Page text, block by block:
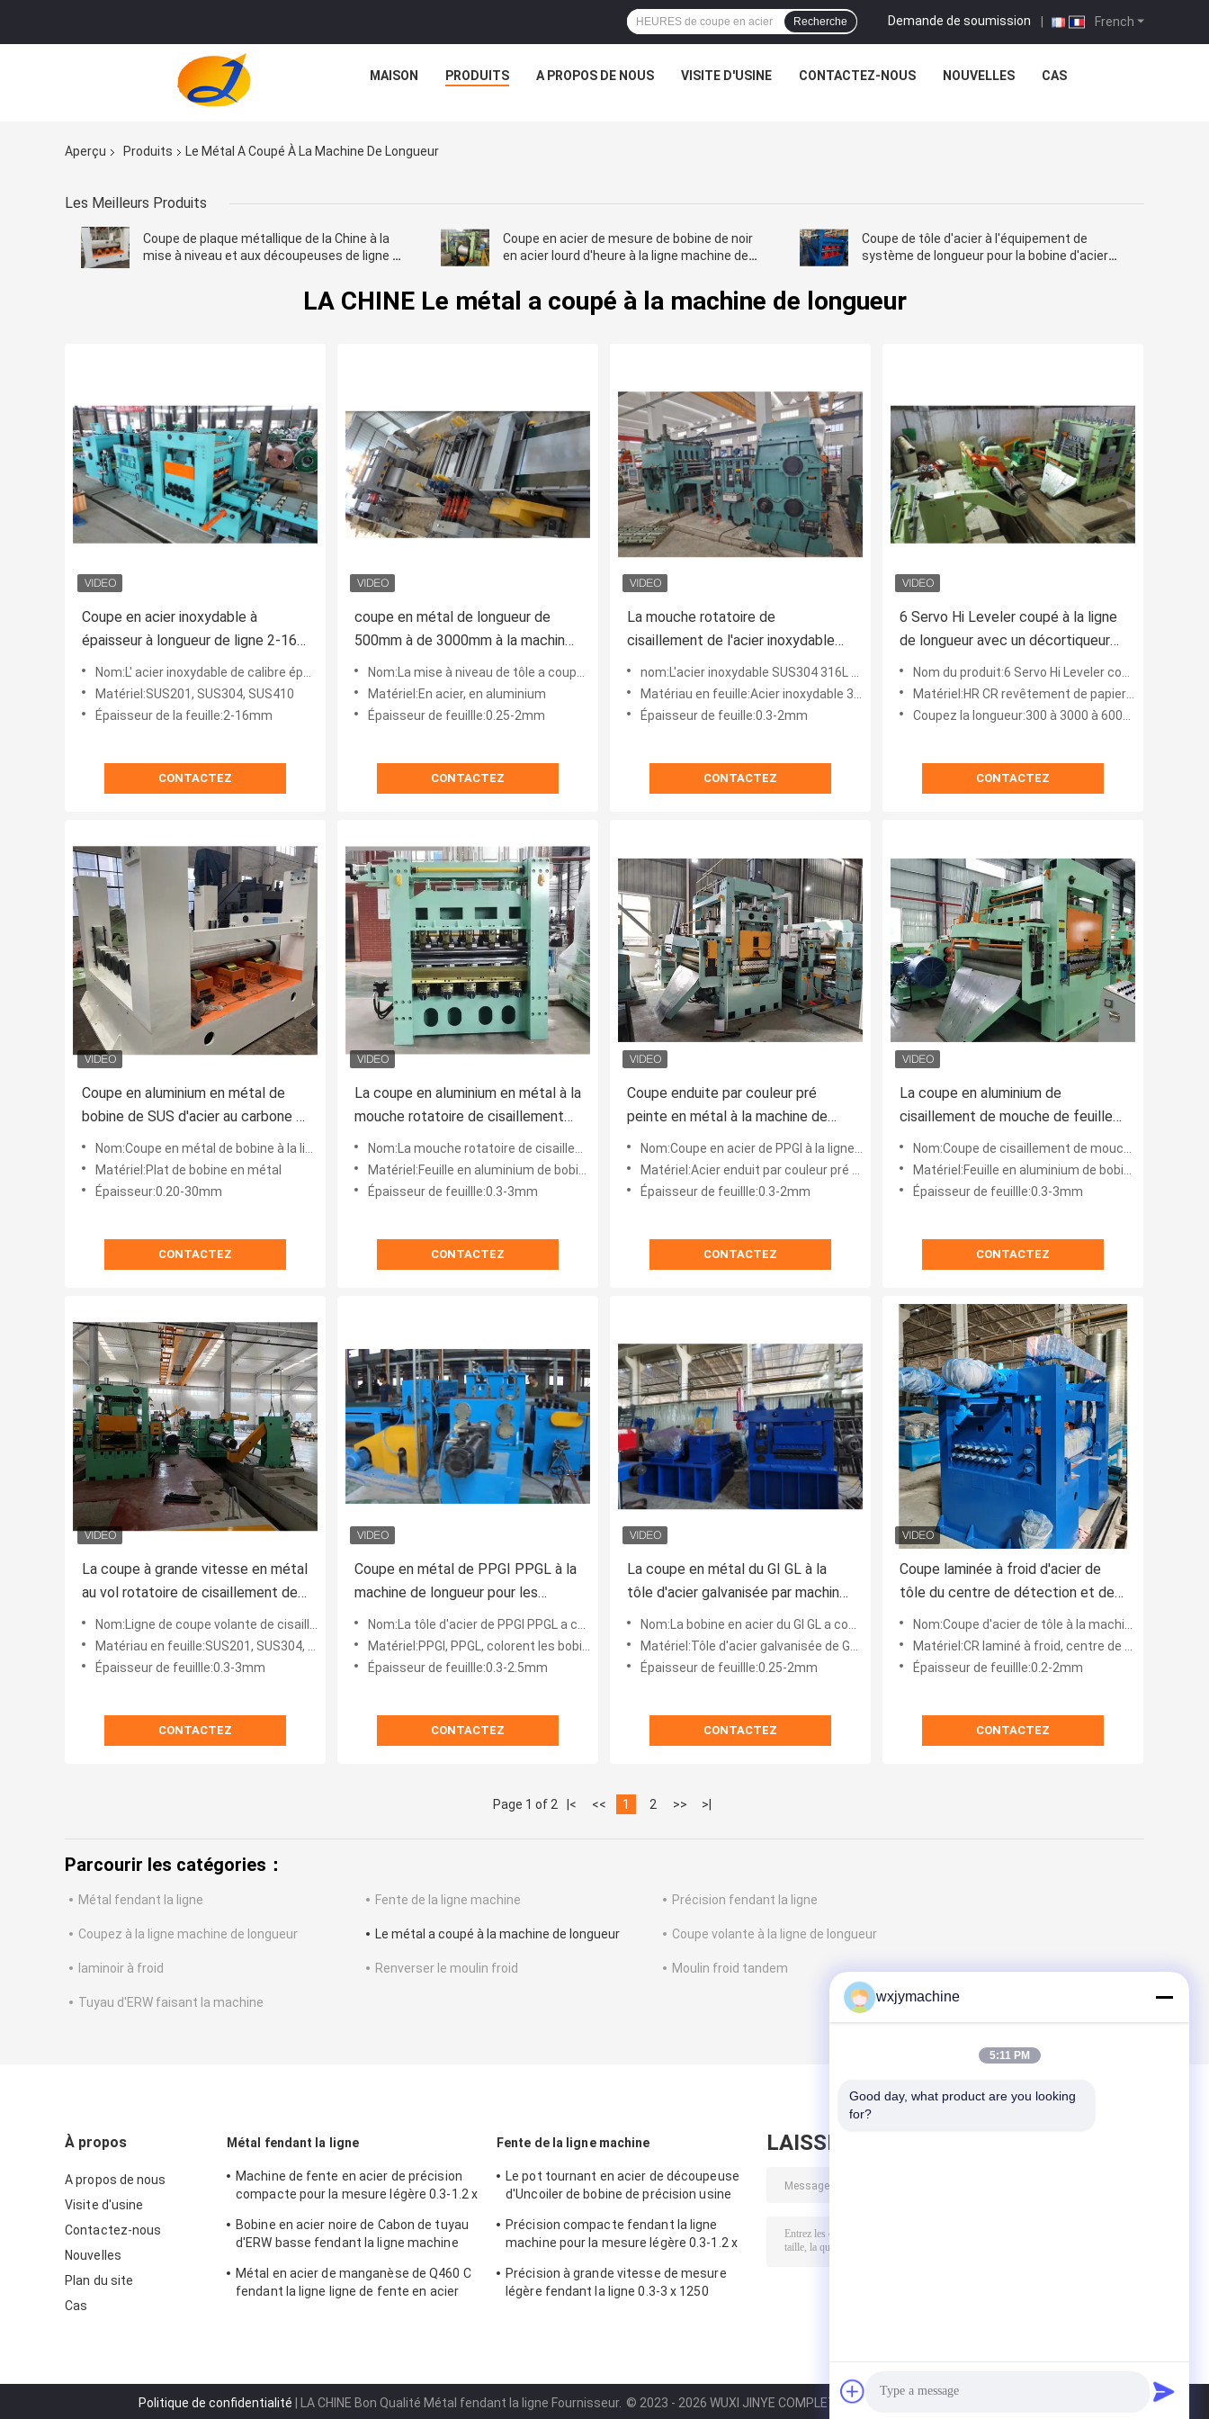
French
Demande de soumission |
Recherche
MAISON PRODUITS A PROPOS DE NOUS VISITE D'USINE CONTACTEZ-NOUS NOUVELLES CAS
Aperçu Produits Le Métal A Coupé À La Machine De Longueur
Les Meilleurs Produits
Coupe de plaque métallique de la Chine à la
mise à niveau et aux découpeuses de ligne de
Coupe en acier de mesure de bobine de noir
en acier lourd d'heure à la ligne machine de
Coupe de tôle d'acier à l'équipement de
système de longueur pour la bobine d'acier
LA CHINE Le métal a coupé à la machine de longueur
Coupe en acier inoxydable à
épaisseur à longueur de ligne 2-16
X 2000 Double niveleurs avec
bordure de garniture
Nom:L' acier inoxydable de calibre épais coupé en longueur
Matériel:SUS201, SUS304, SUS410
Épaisseur de la feuille:2-16mm
CONTACTEZ
coupe en métal de longueur de
500mm à de 3000mm à la machine
120KW de longueur
Nom:La mise à niveau de tôle a coupé à la ligne de longueur
Matériel:En acier, en aluminium
Épaisseur de feuillle:0.25-2mm
CONTACTEZ
La mouche rotatoire de
cisaillement de l'acier inoxydable
SUS304 316L a coupé à la ligne de
longueur 0,3 - 2 x 1000
nom:L'acier inoxydable SUS304 316L pilotent la coupe à la ligne de longueur
Matériau en feuille:Acier inoxydable 304, 316
Épaisseur de feuille:0.3-2mm
CONTACTEZ
6 Servo Hi Leveler coupé à la ligne
de longueur avec un décortiqueur
de bords et des double-
empilatrices
Nom du produit:6 Servo Hi Leveler coupé à la ligne de longueur avec un décortiqueur de bords et des double-empilatr
Matériel:HR CR revêtement de papier bobines en tôle d'acier inoxydable
Coupez la longueur:300 à 3000 à 6000 mm
CONTACTEZ
Coupe en aluminium en métal de
bobine de SUS d'acier au carbone à
la ligne 0.2-30 x 2500 de longueur
Nom:Coupe en métal de bobine à la ligne machines de longueur
Matériel:Plat de bobine en métal
Épaisseur:0.20-30mm
CONTACTEZ
La coupe en aluminium en métal à la
mouche rotatoire de cisaillement
de machine de longueur a coupé à
la ligne la machine 3 x 1800 de
longueur
Nom:La mouche rotatoire de cisaillement de feuille en aluminium a coupé à la ligne de longueur
Matériel:Feuille en aluminium de bobine
Épaisseur de feuillle:0.3-3mm
CONTACTEZ
Coupe enduite par couleur pré
peinte en métal à la machine de
longueur pour la feuille d'appareil
ménager
Nom:Coupe en acier de PPGI à la ligne de longueur
Matériel:Acier enduit par couleur pré peint
Épaisseur de feuillle:0.3-2mm
CONTACTEZ
La coupe en aluminium de
cisaillement de mouche de feuille
de bobine à la longueur raye la
largeur de 300-1600mm
Nom:Coupe de cisaillement de mouche à la longueur
Matériel:Feuille en aluminium de bobine
Épaisseur de feuillle:0.3-3mm
CONTACTEZ
La coupe à grande vitesse en métal
au vol rotatoire de cisaillement de
machine de longueur a coupé à la
ligne 0.3-3 x 1600 de longueur
Nom:Ligne de coupe volante de cisaillement rotatif en acier inoxydable
Matériau en feuille:SUS201, SUS304, etc.
Épaisseur de feuillle:0.3-3mm
CONTACTEZ
Coupe en métal de PPGI PPGL à la
machine de longueur pour les
bobines enduites de couleur
Nom:La tôle d'acier de PPGI PPGL a coupé à la longueur
Matériel:PPGI, PPGL, colorent les bobines enduites
Épaisseur de feuillle:0.3-2.5mm
CONTACTEZ
La coupe en métal du GI GL à la
tôle d'acier galvanisée par machine
de Galvalume de longueur a coupé à
la ligne de longueur
Nom:La bobine en acier du GI GL a coupé à la ligne de longueur
Matériel:Tôle d'acier galvanisée de Galvalume
Épaisseur de feuillle:0.25-2mm
CONTACTEZ
Coupe laminée à froid d'acier de
tôle du centre de détection et de
contrôle SRI de CR à la machine
28pcs/Min X 2m de longueur
Nom:Coupe d'acier de tôle à la machine de longueur
Matériel:CR laminé à froid, centre de détection et de contrôle, SRI
Épaisseur de feuillle:0.2-2mm
CONTACTEZ
Page 1 of 2 |< << 1 2 >> >|
Parcourir les catégories：
Métal fendant la ligne Fente de la ligne machine Précision fendant la ligne
Coupez à la ligne machine de longueur Le métal a coupé à la machine de longueur Coupe volante à la ligne de longueur
laminoir à froid Renverser le moulin froid Moulin froid tandem
Tuyau d'ERW faisant la machine
À propos
A propos de nous
Visite d'usine
Contactez-nous
Nouvelles
Plan du site
Cas
Métal fendant la ligne
Machine de fente en acier de précision
compacte pour la mesure légère 0.3-1.2 x
Bobine en acier noire de Cabon de tuyau
d'ERW basse fendant la ligne machine
Métal en acier de manganèse de Q460 C
fendant la ligne ligne de fente en acier
Fente de la ligne machine
Le pot tournant en acier de découpeuse
d'Uncoiler de bobine de précision usine
Précision compacte fendant la ligne
machine pour la mesure légère 0.3-1.2 x
Précision à grande vitesse de mesure
légère fendant la ligne 0.3-3 x 1250
LAISSEZ UN MESSAGE
Politique de confidentialité | LA CHINE Bon Qualité Métal fendant la ligne Fournisseur. © 2023 - 2026 WUXI JINYE COMPLETE EQUIPMENT CO.,LTD.. All Rights Reserved.
wxjymachine
5:11 PM
Good day, what product are you looking
for?